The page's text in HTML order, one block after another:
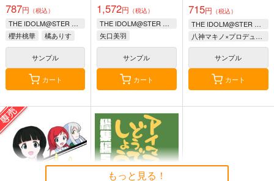
787円 （税込）
THE IDOLM@STER CINDERELLA GIRLS
櫻井桃華
橘ありす
佐々木千枝
サンプル
カート
1,572円 （税込）
THE IDOLM@STER CINDERELLA GIRLS
矢口美羽
サンプル
カート
715円 （税込）
THE IDOLM@STER CINDERELLA GIRLS
八神マキノ×プロデューサー
サンプル
カート
もっと見る！